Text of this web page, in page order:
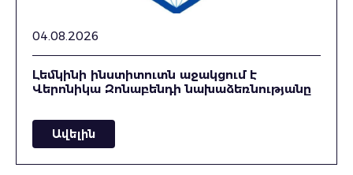
04.08.2026
Լեմկինի ինստիտուտն աջակցում է
Վերոնիկա Զոնաբենդի նախաձեռնությանը
Ավելին